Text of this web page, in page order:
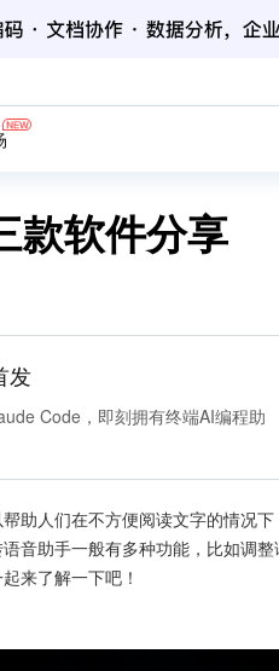
款软件分享
发
Code，即刻拥有终端AI编程助
助人们在不方便阅读文字的情况
音助手一般有多种功能，比如调
来了解一下吧！